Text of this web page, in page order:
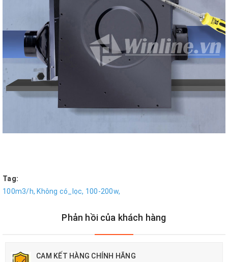
Tag:
100m3/h, Không có_lọc, 100-200w,
Phản hồi của khách hàng
CAM KẾT HÀNG CHÍNH HÃNG